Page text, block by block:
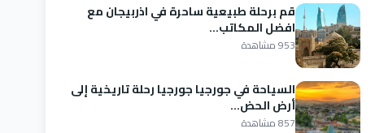
قم برحلة طبيعية ساحرة في اذربيجان مع
افضل المكاتب...
953 مشاهدة
السياحة في جورجيا جورجيا رحلة تاريخية إلى
أرض الحض...
857 مشاهدة